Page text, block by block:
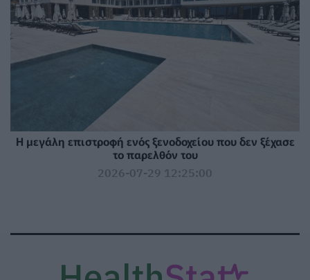
Η μεγάλη επιστροφή ενός ξενοδοχείου που δεν ξέχασε
το παρελθόν του
2026-07-29 12:25:00